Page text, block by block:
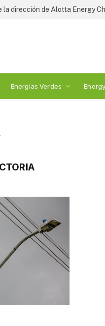
la dirección de Alotta Energy
Energías Verdes